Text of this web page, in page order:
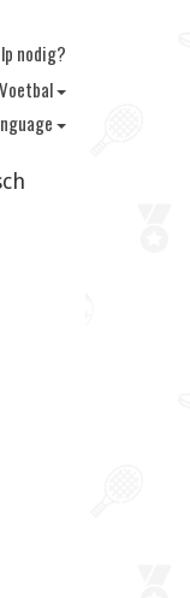
nodig?
Voetbal